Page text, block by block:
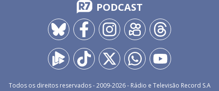
PODCAST
Todos os direitos reservados - 2009-2026- Rádio e Televisão Record S.A